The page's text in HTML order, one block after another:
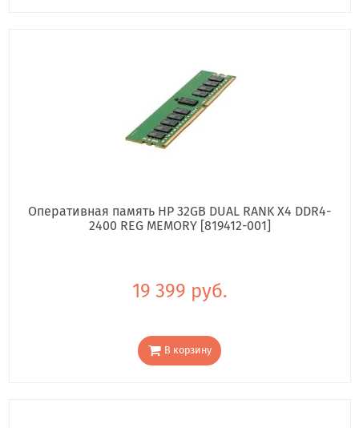
Оперативная память HP 32GB DUAL RANK X4 DDR4-
2400 REG MEMORY [819412-001]
19 399 руб.
В корзину